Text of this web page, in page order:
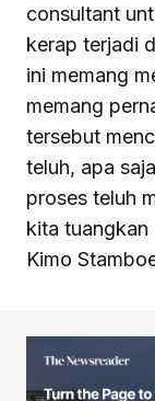
consultant
kerap terjadi
ini memang
memang
tersebut
teluh, apa
proses teluh
kita tuangkan
Kimo